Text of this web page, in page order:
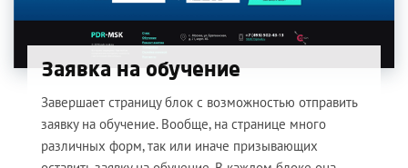
Заявка на обучение
Завершает страницу блок с возможностью отправить
заявку на обучение. Вообще, на странице много
различных форм, так или иначе призывающих